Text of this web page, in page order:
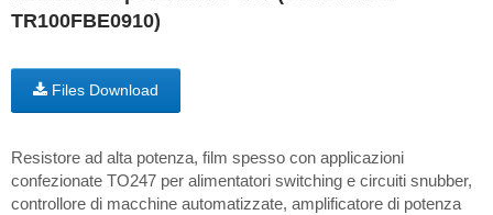
TR100FBE0910)
Files Download
Resistore ad alta potenza, film spesso con applicazioni
confezionate TO247 per alimentatori switching e circuiti snubber,
controllore di macchine automatizzate, amplificatore di potenza